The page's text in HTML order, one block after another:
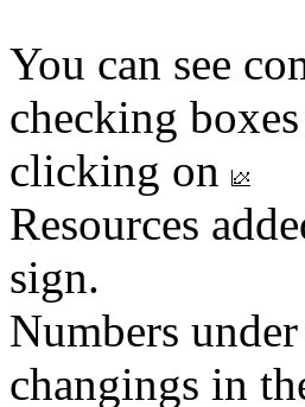
You can see
checking
clicking on
Resources
sign.
Numbers
changings in